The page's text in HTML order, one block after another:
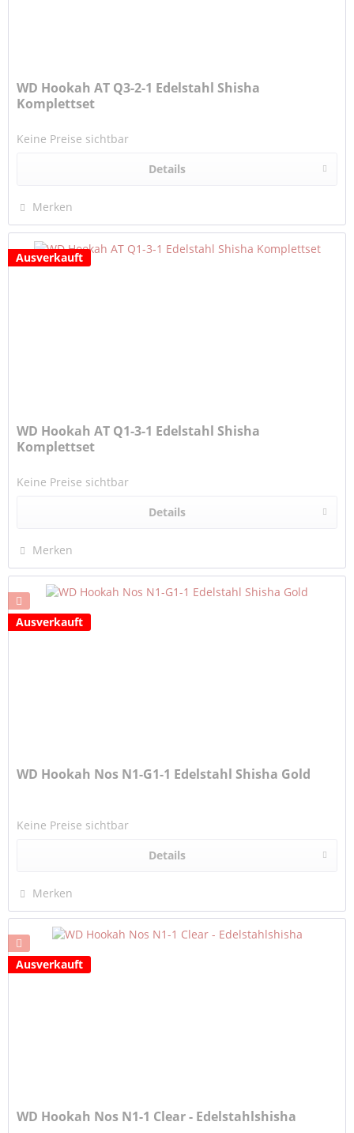
WD Hookah AT Q3-2-1 Edelstahl Shisha
Komplettset
Keine Preise sichtbar
Details
Merken
Ausverkauft
WD Hookah AT Q1-3-1 Edelstahl Shisha
Komplettset
Keine Preise sichtbar
Details
Merken
Ausverkauft
WD Hookah Nos N1-G1-1 Edelstahl Shisha Gold
Keine Preise sichtbar
Details
Merken
Ausverkauft
WD Hookah Nos N1-1 Clear - Edelstahlshisha